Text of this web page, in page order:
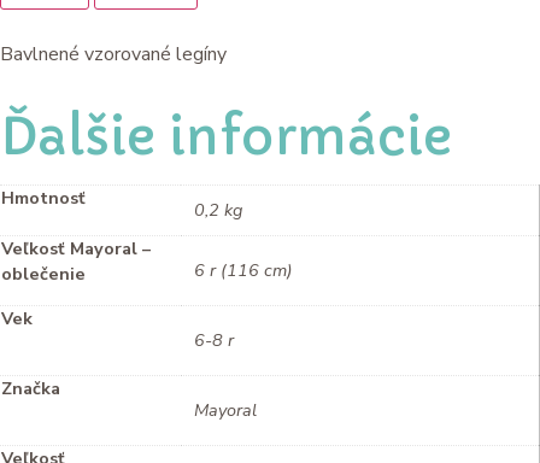
Bavlnené vzorované legíny
Ďalšie informácie
Hmotnosť
0,2 kg
Veľkosť Mayoral –
oblečenie
6 r (116 cm)
Vek
6-8 r
Značka
Mayoral